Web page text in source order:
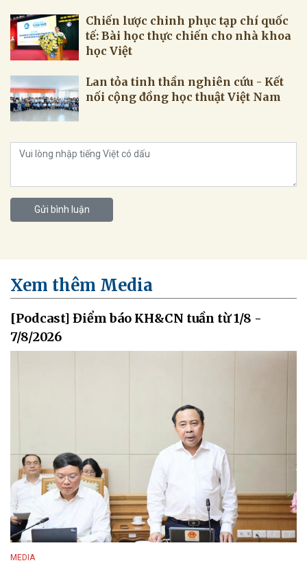
Chiến lược chinh phục tạp chí quốc
tế: Bài học thực chiến cho nhà khoa
học Việt
Lan tỏa tinh thần nghiên cứu - Kết
nối cộng đồng học thuật Việt Nam
Gửi bình luận
Xem thêm Media
[Podcast] Điểm báo KH&CN tuần từ 1/8 -
7/8/2026
MEDIA